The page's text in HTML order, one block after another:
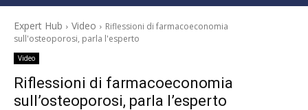
Expert Hub Video
Riflessioni di farmacoeconomia
sull'osteoporosi, parla l'esperto
Video
Riflessioni di farmacoeconomia
sull’osteoporosi, parla l’esperto